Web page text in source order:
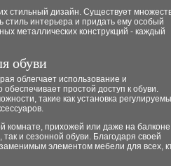
стильный дизайн. Существует
стиль интерьера и придать ему особый
металлических конструкций - каждый
обуви
облегчает использование и
простой доступ к обуви.
такие как установка
комнате, прихожей или даже на
и сезонной обуви. Благодаря своей
элементом мебели для всех,